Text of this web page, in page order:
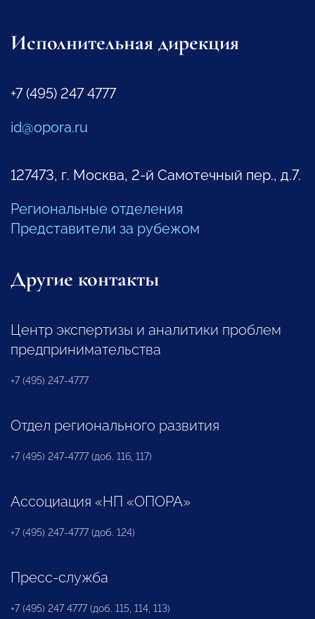
Исполнительная дирекция
+7 (495) 247 4777
id@opora.ru
127473, г. Москва, 2-й Самотечный пер., д.7.
Региональные отделения
Представители за рубежом
Другие контакты
Центр экспертизы и аналитики проблем
предпринимательства
+7 (495) 247-4777
Отдел регионального развития
+7 (495) 247-4777 (доб. 116, 117)
Ассоциация «НП «ОПОРА»
+7 (495) 247-4777 (доб. 124)
Пресс-служба
+7 (495) 247 4777 (доб. 115, 114, 113)